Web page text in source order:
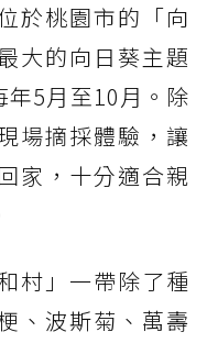
於桃園市的「向
大的向日葵主題
年5月至10月。除
場摘採體驗，讓
家，十分適合親
村」一帶除了種
、波斯菊、萬壽